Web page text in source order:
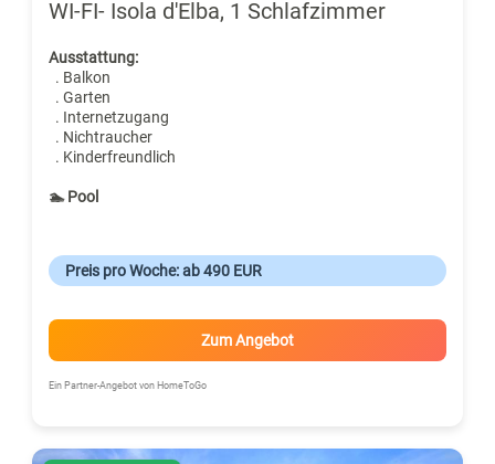
WI-FI- Isola d'Elba, 1 Schlafzimmer
Ausstattung:
. Balkon
. Garten
. Internetzugang
. Nichtraucher
. Kinderfreundlich
🏊 Pool
Preis pro Woche: ab 490 EUR
Zum Angebot
Ein Partner-Angebot von HomeToGo